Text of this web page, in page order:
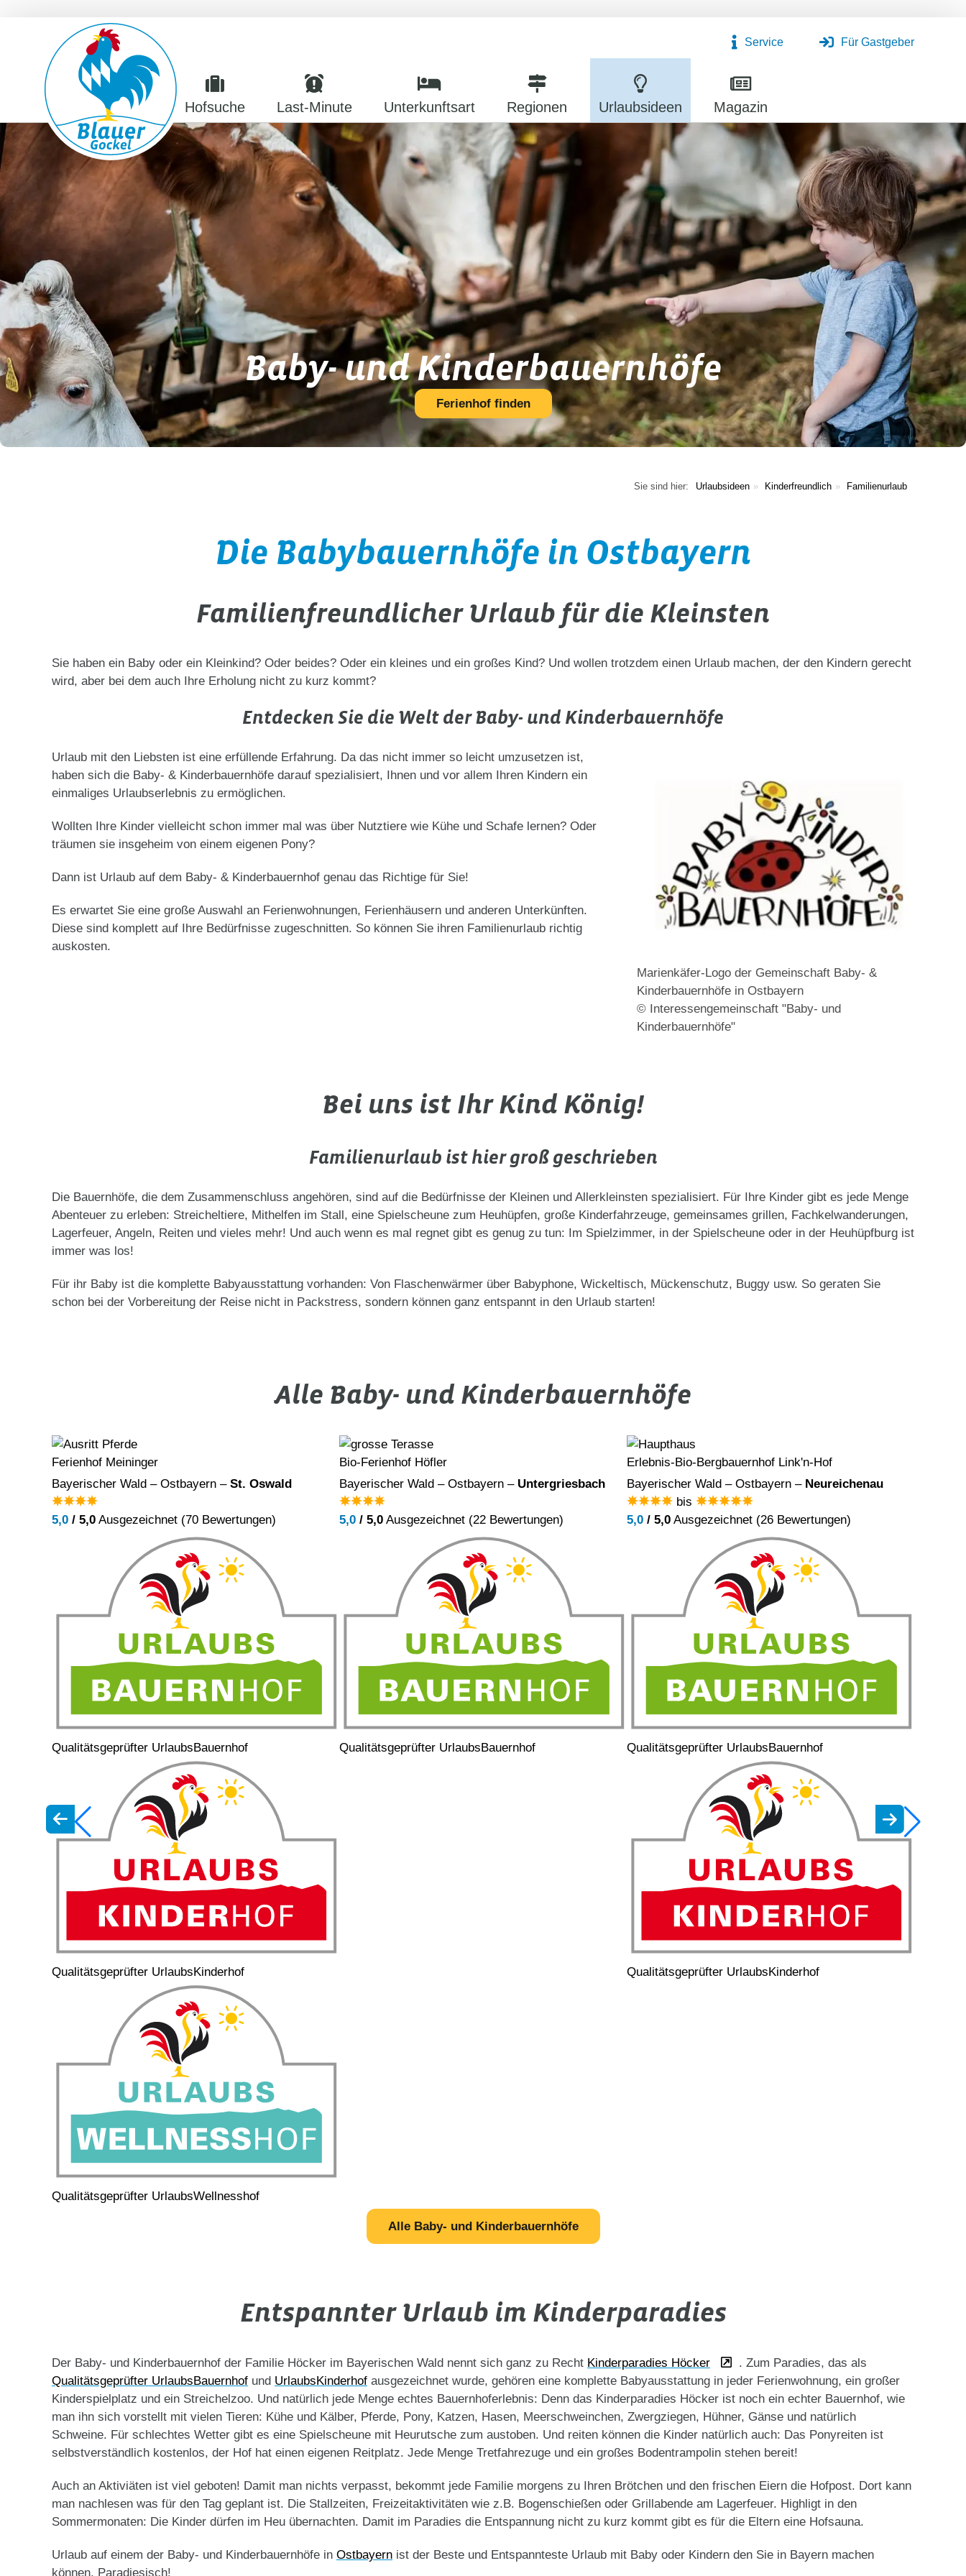
Service Für Gastgeber
Hofsuche Last-Minute Unterkunftsart Regionen Urlaubsideen Magazin
Baby- und Kinderbauernhöfe
Ferienhof finden
Familienurlaub
Kinderfreundlich
Urlaubsideen
Sie sind hier:
Die Babybauernhöfe in Ostbayern
Familienfreundlicher Urlaub für die Kleinsten
Sie haben ein Baby oder ein Kleinkind? Oder beides? Oder ein kleines und ein großes Kind? Und wollen trotzdem einen Urlaub machen, der den Kindern gerecht
wird, aber bei dem auch Ihre Erholung nicht zu kurz kommt?
Entdecken Sie die Welt der Baby- und Kinderbauernhöfe
Marienkäfer-Logo der Gemeinschaft Baby- &
Kinderbauernhöfe in Ostbayern
© Interessengemeinschaft "Baby- und
Kinderbauernhöfe"
Urlaub mit den Liebsten ist eine erfüllende Erfahrung. Da das nicht immer so leicht umzusetzen ist,
haben sich die Baby- & Kinderbauernhöfe darauf spezialisiert, Ihnen und vor allem Ihren Kindern ein
einmaliges Urlaubserlebnis zu ermöglichen.
Wollten Ihre Kinder vielleicht schon immer mal was über Nutztiere wie Kühe und Schafe lernen? Oder
träumen sie insgeheim von einem eigenen Pony?
Dann ist Urlaub auf dem Baby- & Kinderbauernhof genau das Richtige für Sie!
Es erwartet Sie eine große Auswahl an Ferienwohnungen, Ferienhäusern und anderen Unterkünften.
Diese sind komplett auf Ihre Bedürfnisse zugeschnitten. So können Sie ihren Familienurlaub richtig
auskosten.
Bei uns ist Ihr Kind König!
Familienurlaub ist hier groß geschrieben
Die Bauernhöfe, die dem Zusammenschluss angehören, sind auf die Bedürfnisse der Kleinen und Allerkleinsten spezialisiert. Für Ihre Kinder gibt es jede Menge
Abenteuer zu erleben: Streicheltiere, Mithelfen im Stall, eine Spielscheune zum Heuhüpfen, große Kinderfahrzeuge, gemeinsames grillen, Fachkelwanderungen,
Lagerfeuer, Angeln, Reiten und vieles mehr! Und auch wenn es mal regnet gibt es genug zu tun: Im Spielzimmer, in der Spielscheune oder in der Heuhüpfburg ist
immer was los!
Für ihr Baby ist die komplette Babyausstattung vorhanden: Von Flaschenwärmer über Babyphone, Wickeltisch, Mückenschutz, Buggy usw. So geraten Sie
schon bei der Vorbereitung der Reise nicht in Packstress, sondern können ganz entspannt in den Urlaub starten!
Alle Baby- und Kinderbauernhöfe
Ferienhof Meininger
Bayerischer Wald – Ostbayern – St. Oswald
5,0 / 5,0 Ausgezeichnet (70 Bewertungen)
Qualitätsgeprüfter UrlaubsBauernhof
Qualitätsgeprüfter UrlaubsKinderhof
Qualitätsgeprüfter UrlaubsWellnesshof
Bio-Ferienhof Höfler
Bayerischer Wald – Ostbayern – Untergriesbach
5,0 / 5,0 Ausgezeichnet (22 Bewertungen)
Qualitätsgeprüfter UrlaubsBauernhof
Erlebnis-Bio-Bergbauernhof Link'n-Hof
Bayerischer Wald – Ostbayern – Neureichenau
bis
5,0 / 5,0 Ausgezeichnet (26 Bewertungen)
Qualitätsgeprüfter UrlaubsBauernhof
Qualitätsgeprüfter UrlaubsKinderhof
Alle Baby- und Kinderbauernhöfe
Entspannter Urlaub im Kinderparadies
Der Baby- und Kinderbauernhof der Familie Höcker im Bayerischen Wald nennt sich ganz zu Recht Kinderparadies Höcker
. Zum Paradies, das als
Qualitätsgeprüfter UrlaubsBauernhof und UrlaubsKinderhof ausgezeichnet wurde, gehören eine komplette Babyausstattung in jeder Ferienwohnung, ein großer
Kinderspielplatz und ein Streichelzoo. Und natürlich jede Menge echtes Bauernhoferlebnis: Denn das Kinderparadies Höcker ist noch ein echter Bauernhof, wie
man ihn sich vorstellt mit vielen Tieren: Kühe und Kälber, Pferde, Pony, Katzen, Hasen, Meerschweinchen, Zwergziegen, Hühner, Gänse und natürlich
Schweine. Für schlechtes Wetter gibt es eine Spielscheune mit Heurutsche zum austoben. Und reiten können die Kinder natürlich auch: Das Ponyreiten ist
selbstverständlich kostenlos, der Hof hat einen eigenen Reitplatz. Jede Menge Tretfahrezuge und ein großes Bodentrampolin stehen bereit!
Auch an Aktiviäten ist viel geboten! Damit man nichts verpasst, bekommt jede Familie morgens zu Ihren Brötchen und den frischen Eiern die Hofpost. Dort kann
man nachlesen was für den Tag geplant ist. Die Stallzeiten, Freizeitaktivitäten wie z.B. Bogenschießen oder Grillabende am Lagerfeuer. Highligt in den
Sommermonaten: Die Kinder dürfen im Heu übernachten. Damit im Paradies die Entspannung nicht zu kurz kommt gibt es für die Eltern eine Hofsauna.
Urlaub auf einem der Baby- und Kinderbauernhöfe in Ostbayern ist der Beste und Entspannteste Urlaub mit Baby oder Kindern den Sie in Bayern machen
können. Paradiesisch!